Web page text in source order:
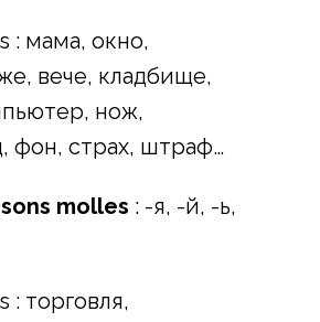
: мама, окно,
вече, кладбище,
нож,
фон, страх, штраф…
molles : -я, -й, -ь,
: торговля,